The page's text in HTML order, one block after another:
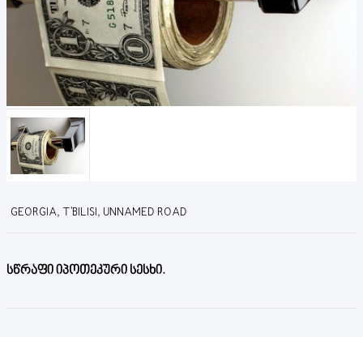
GEORGIA, T'BILISI, UNNAMED ROAD
სწრაფი იპოთეკური სესხი.